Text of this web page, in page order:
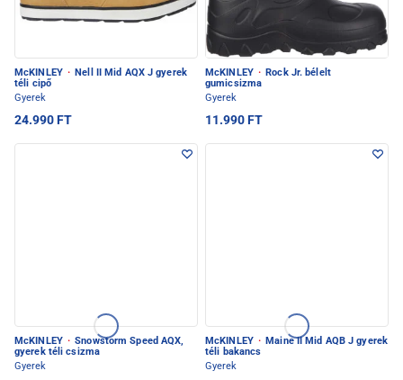
McKINLEY · Nell II Mid AQX J gyerek
téli cipő
Gyerek
24.990 FT
McKINLEY · Rock Jr. bélelt
gumicsizma
Gyerek
11.990 FT
McKINLEY · Snowstorm Speed AQX,
gyerek téli csizma
Gyerek
McKINLEY · Maine II Mid AQB J gyerek
téli bakancs
Gyerek